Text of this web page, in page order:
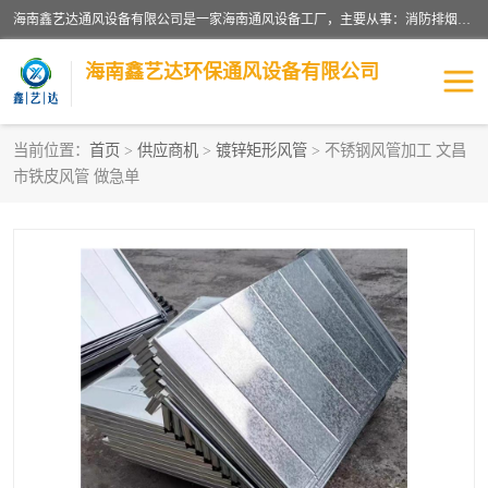
海南鑫艺达通风设备有限公司是一家海南通风设备工厂，主要从事：消防排烟工程、油烟净化工程、厨房排烟工程、酒店厨房设备、新风排风系统、镀锌铁皮管道加工、暖通工程、通风管道安装、消防火阀百叶风口等业务。公司拥有管道及配件一体化工厂生产线，良好的售后服务，良好的设计团队，良好的施工团队、良好管理人员，掌握畅通丰富的信息、市场渠道。
海南鑫艺达环保通风设备有限公司
当前位置： 首页 > 供应商机 > 镀锌矩形风管 > 不锈钢风管加工 文昌
市铁皮风管 做急单
海南暖通工程
海南油烟净化工程 管道配件
风机系列 镁质防火风管
通风设备 通风管道
消防阀门 消防风机